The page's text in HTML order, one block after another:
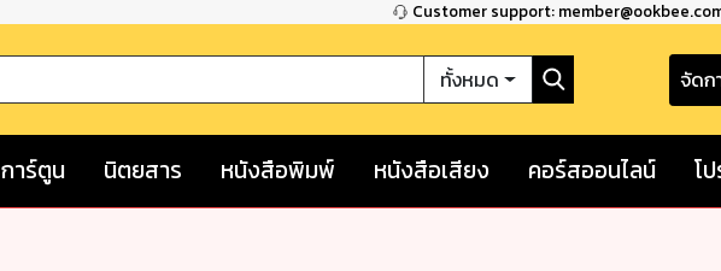
Customer support:
ทั้งหมด จัดก
การ์ตูน นิตยสาร หนังสือพิมพ์ หนังสือเสียง คอร์สออนไลน์ โ